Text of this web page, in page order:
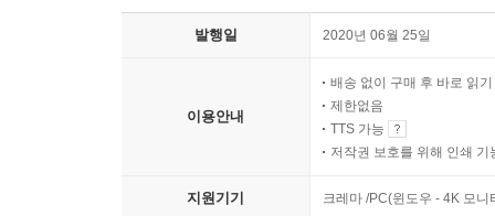
발행일 2020년 06월 25일
이용안내
배송 없이 구매 후 바로 읽기
제한없음
TTS 가능
저작권 보호를 위해 인쇄 기
지원기기 크레마 /PC(윈도우 - 4K 모